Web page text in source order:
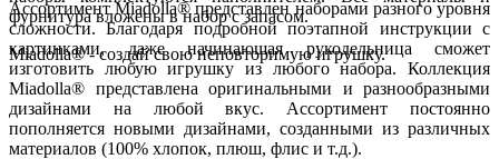
фурнитура вложены в набор с запасом.
Miadolla® - создай свою неповторимую игрушку.
Ассортимент Miadolla® представлен наборами разного уровня
сложности. Благодаря подробной поэтапной инструкции с
картинками, даже начинающая рукодельница сможет
изготовить любую игрушку из любого набора. Коллекция
Miadolla® представлена оригинальными и разнообразными
дизайнами на любой вкус. Ассортимент постоянно
пополняется новыми дизайнами, созданными из различных
материалов (100% хлопок, плюш, флис и т.д.).